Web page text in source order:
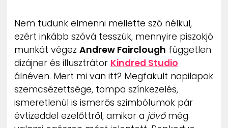
HIP
KULT
UTCA
ZENE
MÉDIAAJÁNLAT
Nem tudunk elmenni mellette szó nélkül,
ezért inkább szóvá tesszük, mennyire piszokjó
munkát végez Andrew Fairclough független
dizájner és illusztrátor Kindred Studio
álnéven. Mert mi van itt? Megfakult napilapok
szemcsézettsége, tompa színkezelés,
ismeretlenül is ismerős szimbólumok pár
évtizeddel ezelőttről, amikor a jövőmég